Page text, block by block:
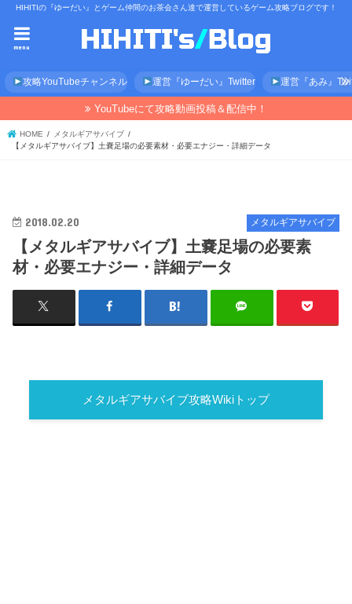
HIHITIの『ゆーだい』とゲーム仲間のお茶会さん達で運営しているゲーム攻略ブログです！
menu
攻略YouTubeチャンネル 運営『ゆーだい』Twitter 運営『あみ』
YouTubeにて攻略動画投稿＆配信中！
HOME
メタルギアサバイブ
【メタルギアサバイブ】土嚢足場の必要素材・必要エナジー・詳細データ
メタルギアサバイブ
2018.02.20
【メタルギアサバイブ】土嚢足場の必要素
材・必要エナジー・詳細データ
メタルギアサバイブ攻略Wikiトップ